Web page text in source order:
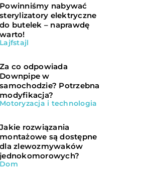
Powinniśmy nabywać
sterylizatory elektryczne
do butelek – naprawdę
warto!
Lajfstajl
Za co odpowiada
Downpipe w
samochodzie? Potrzebna
modyfikacja?
Motoryzacja i technologia
Jakie rozwiązania
montażowe są dostępne
dla zlewozmywaków
jednokomorowych?
Dom